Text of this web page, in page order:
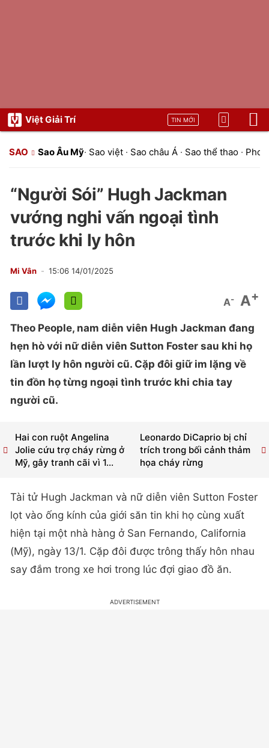
Việt Giải Trí TIN MỚI
SAO Sao Âu Mỹ· Sao việt · Sao châu Á · Sao thể thao ·
“Người Sói” Hugh Jackman
vướng nghi vấn ngoại tình
trước khi ly hôn
Mi Vân 15:06 14/01/2025
A- A+
Theo People, nam diễn viên Hugh Jackman đang
hẹn hò với nữ diễn viên Sutton Foster sau khi họ
lần lượt ly hôn người cũ. Cặp đôi giữ im lặng về
tin đồn họ từng ngoại tình trước khi chia tay
người cũ.
Leonardo DiCaprio bị chỉ
trích trong bối cảnh thảm
họa cháy rừng
Hai con ruột Angelina
Jolie cứu trợ cháy rừng ở
Mỹ, gây tranh cãi vì 1...
Tài tử Hugh Jackman và nữ diễn viên Sutton Foster
lọt vào ống kính của giới săn tin khi họ cùng xuất
hiện tại một nhà hàng ở San Fernando, California
(Mỹ), ngày 13/1. Cặp đôi được trông thấy hôn nhau
say đắm trong xe hơi trong lúc đợi giao đồ ăn.